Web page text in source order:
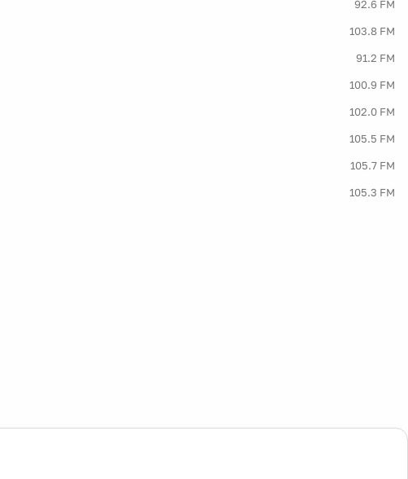
92.6 FM
103.8 FM
91.2 FM
100.9 FM
102.0 FM
105.5 FM
105.7 FM
105.3 FM